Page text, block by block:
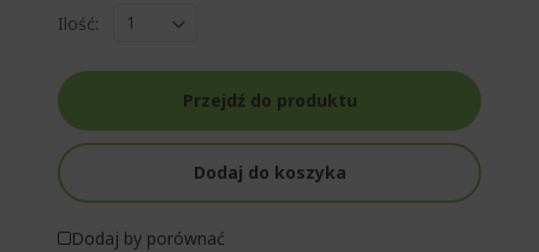
Ilość:
Przejdź do produktu
Dodaj do koszyka
Dodaj by porównać